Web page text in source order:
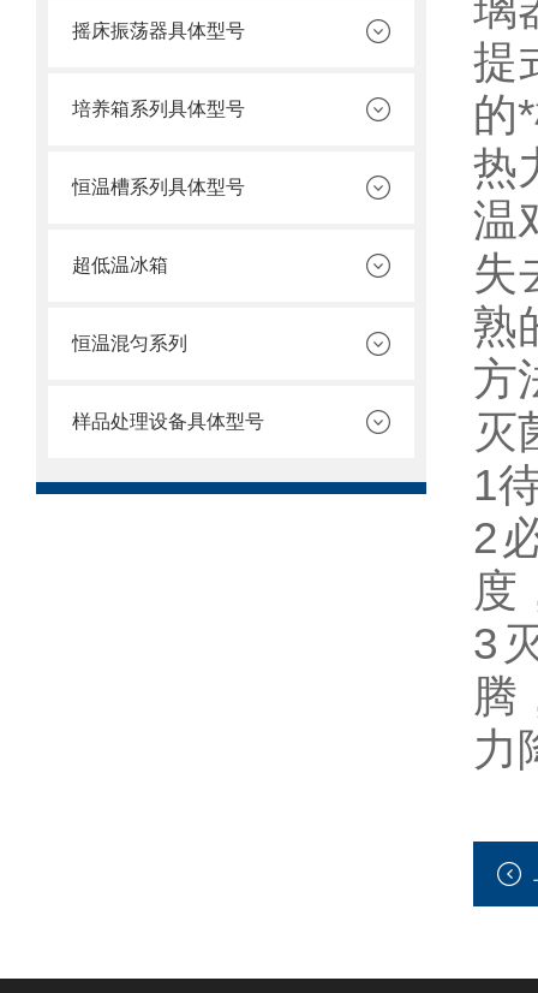
摇床振荡器具体型号
培养箱系列具体型号
恒温槽系列具体型号
超低温冰箱
恒温混匀系列
样品处理设备具体型号
提
的
热
温
失
熟
方
灭
1
2
度
3
腾
力